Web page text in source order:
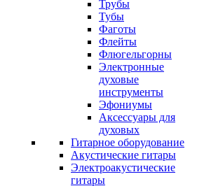
Трубы
Тубы
Фаготы
Флейты
Флюгельгорны
Электронные
духовые
инструменты
Эфониумы
Аксессуары для
духовых
Гитарное оборудование
Акустические гитары
Электроакустические
гитары